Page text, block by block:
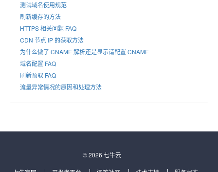
测试域名使用规范
刷新缓存的方法
HTTPS 相关问题 FAQ
CDN 节点 IP 的获取方法
为什么做了 CNAME 解析还是显示请配置 CNAME
域名配置 FAQ
刷新预取 FAQ
流量异常情况的原因和处理方法
© 2026 七牛云